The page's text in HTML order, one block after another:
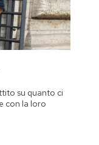
su quanto ci
con la loro